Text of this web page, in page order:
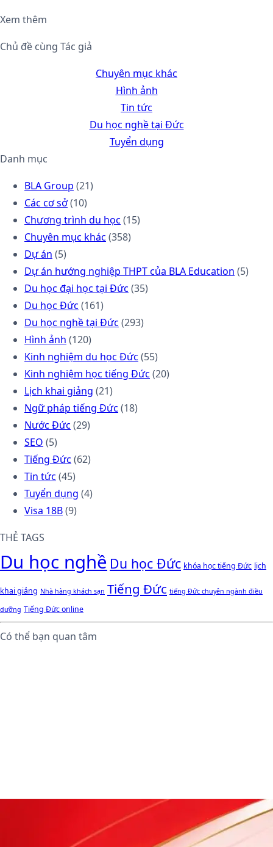
Xem thêm
Chủ đề cùng Tác giả
Chuyên mục khác
Hình ảnh
Tin tức
Du học nghề tại Đức
Tuyển dụng
Danh mục
BLA Group (21)
Các cơ sở(10)
Chương trình du học (15)
Chuyên mục khác (358)
Dự án (5)
Dự án hướng nghiệp THPT của BLA Education (5)
Du học đại học tại Đức (35)
Du học Đức (161)
Du học nghề tại Đức (293)
Hình ảnh (120)
Kinh nghiệm du học Đức (55)
Kinh nghiệm học tiếng Đức (20)
Lịch khai giảng (21)
Ngữ pháp tiếng Đức (18)
Nước Đức (29)
SEO (5)
Tiếng Đức (62)
Tin tức (45)
Tuyển dụng (4)
Visa 18B(9)
THẺ TAGS
Du học nghề Du học Đức khóa học tiếng Đức lịch
khai giảng Nhà hàng khách sạn Tiếng Đức tiếng Đức chuyên ngành điều
dưỡng Tiếng Đức online
Có thể bạn quan tâm